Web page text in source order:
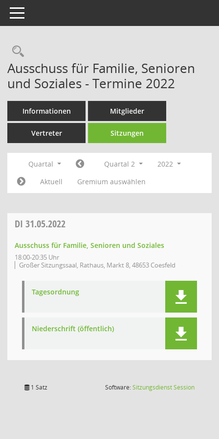
Toggle navigation
Rechercheauswahl
Ausschuss für Familie, Senioren
und Soziales - Termine 2022
Informationen Mitglieder
Vertreter Sitzungen
Quartal Quartal 2
2022
Aktuell
Gremium auswählen
DI 31.05.2022
Ausschuss für Familie, Senioren und Soziales
18:00-20:35 Uhr
Großer Sitzungssaal, Rathaus, Markt 8, 48653 Coesfeld
Tagesordnung
Niederschrift (öffentlich)
1 Satz Software:SitzungsdienstSession(Wird in